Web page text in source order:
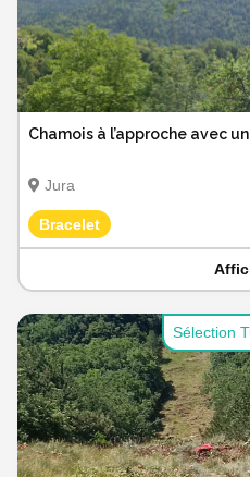
Chamois à l’approche avec
Jura
Bracelet
Sélection